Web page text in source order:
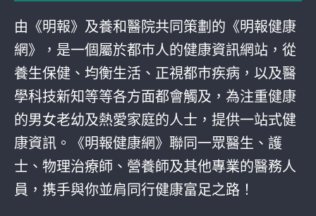
由《明報》及養和醫院共同策劃的《明報健康
網》，是一個屬於都巿人的健康資訊網站，從
養生保健、均衡生活、正視都巿疾病，以及醫
學科技新知等等各方面都會觸及，為注重健康
的男女老幼及熱愛家庭的人士，提供一站式健
康資訊。《明報健康網》聯同一眾醫生、護
士、物理治療師、營養師及其他專業的醫務人
員，携手與你並肩同行健康富足之路！